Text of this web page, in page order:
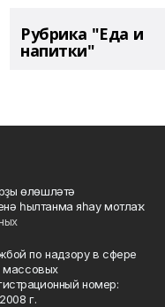
Рубрика "Еда и
напитки"
өлөшләтә
һылтанма яһау мотлаҡ.
по надзору в сфере
массовых
номер:
г.